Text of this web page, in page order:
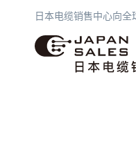
日本电缆销售中心向